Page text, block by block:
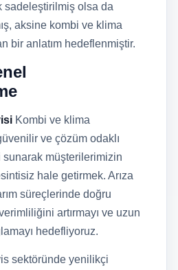
sadeleştirilmiş olsa da
aksine kombi ve klima
bir anlatım hedeflenmiştir.
Kombi ve klima
ve çözüm odaklı
müşterilerimizin
hale getirmek. Arıza
süreçlerinde doğru
artırmayı ve uzun
hedefliyoruz.
sektöründe yenilikçi